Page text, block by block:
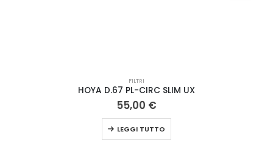
HOYA D.77 ND1000 FILTRO PRO